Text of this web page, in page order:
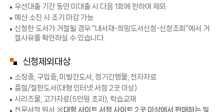
우선대출 기간 동안 미대출 시 다음 1회에 한하여 제외
예산 소진 시 조기 마감 가능
신청한 도서가 거절될 경우 "내서재-희망도서신청-신청조회"에서 거
절사유를 확인하실 수 있습니다.
신청제외대상
소장중, 구입중, 미발간도서, 정기간행물, 전자자료
품절/절판도서(대형 인터넷 서점 2곳 이상)
시리즈물, 고가자료(5만원 초과), 학습교재
전문서적 원서 ※대형 사이트 서점 사이트 2곳 이상에서 판매하는 일